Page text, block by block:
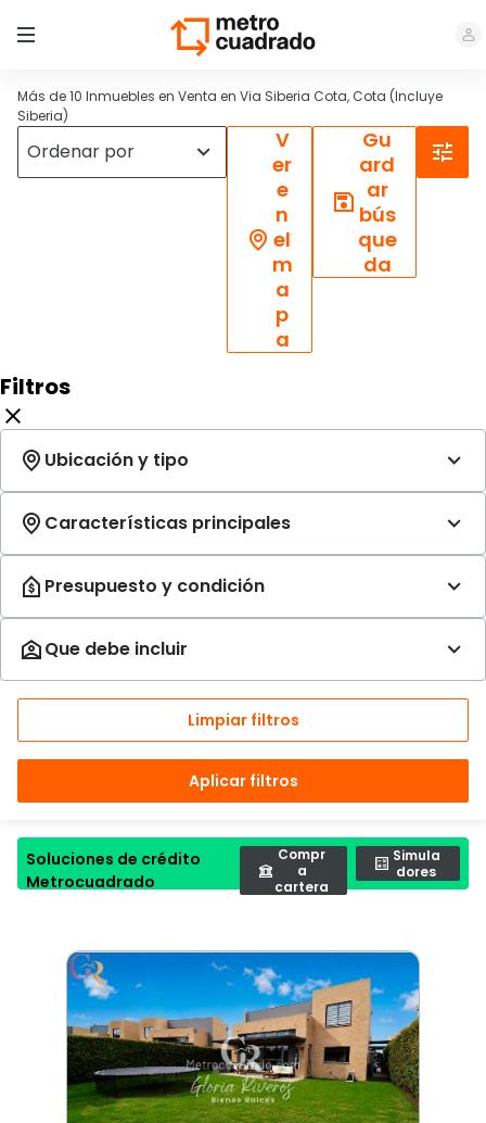
Más de 10 Inmuebles en Venta en Via Siberia Cota, Cota (Incluye
Siberia)
V
er
e
n
el
m
a
p
a
Gu
ard
ar
bús
que
da
Filtros
Limpiar filtros
Aplicar filtros
Soluciones de crédito
Metrocuadrado
Compr
a
cartera
Simula
dores